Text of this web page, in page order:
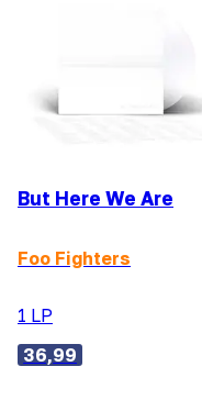
But Here We Are
Foo Fighters
1 LP
36,99